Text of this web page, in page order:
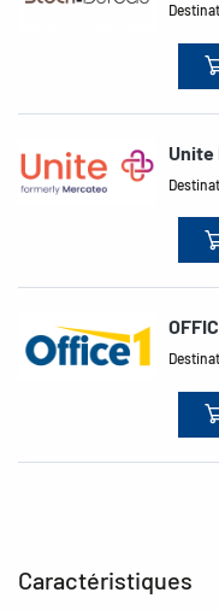
Unite
Caractéristiques